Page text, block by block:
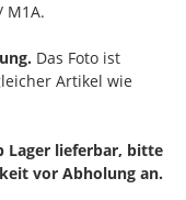
M1A.
Das Foto ist
Artikel wie
Lager lieferbar, bitte
vor Abholung an.